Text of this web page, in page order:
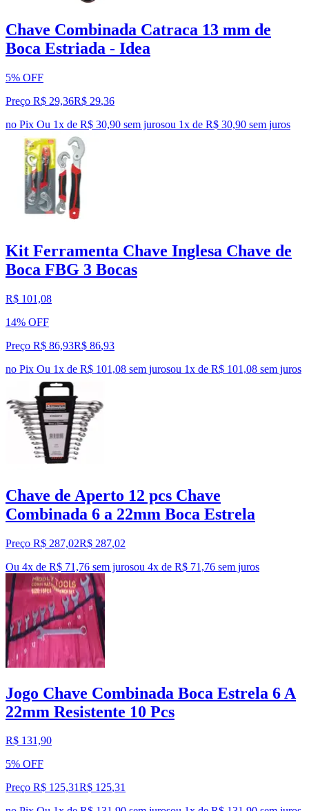
Chave Combinada Catraca 13 mm de
Boca Estriada - Idea
5% OFF
Preço R$ 29,36R$ 29,36
no Pix Ou 1x de R$ 30,90 sem jurosou 1x de R$ 30,90 sem juros
Kit Ferramenta Chave Inglesa Chave de
Boca FBG 3 Bocas
R$ 101,08
14% OFF
Preço R$ 86,93R$ 86,93
no Pix Ou 1x de R$ 101,08 sem jurosou 1x de R$ 101,08 sem juros
Chave de Aperto 12 pcs Chave
Combinada 6 a 22mm Boca Estrela
Preço R$ 287,02R$ 287,02
Ou 4x de R$ 71,76 sem jurosou 4x de R$ 71,76 sem juros
Jogo Chave Combinada Boca Estrela 6 A
22mm Resistente 10 Pcs
R$ 131,90
5% OFF
Preço R$ 125,31R$ 125,31